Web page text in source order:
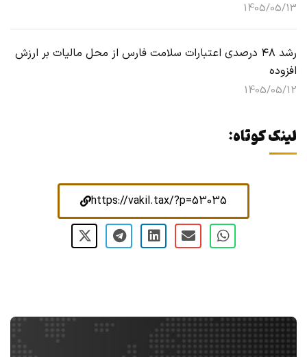
1405/05/13
رشد ۴۸ درصدی اعتبارات سلامت فارس از محل مالیات بر ارزش
افزوده
1405/05/12
لینک کوتاه:
https://vakil.tax/?p=53035